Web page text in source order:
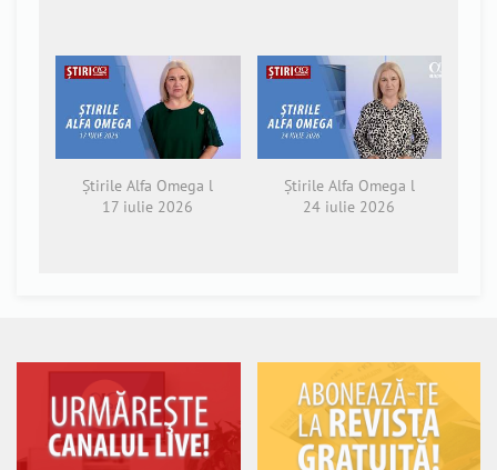
Știrile Alfa Omega l
17 iulie 2026
Știrile Alfa Omega l
24 iulie 2026